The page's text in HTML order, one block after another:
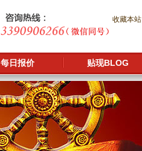
收藏本站
每日报价 贴现BLOG